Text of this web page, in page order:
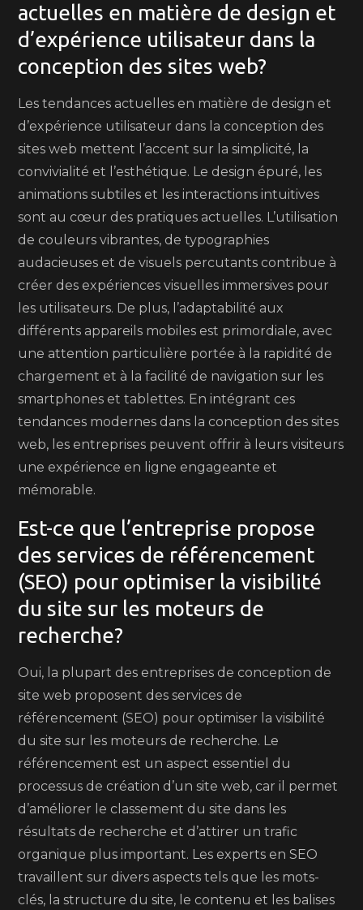
actuelles en matière de design et
d’expérience utilisateur dans la
conception des sites web?
Les tendances actuelles en matière de design et
d’expérience utilisateur dans la conception des
sites web mettent l’accent sur la simplicité, la
convivialité et l’esthétique. Le design épuré, les
animations subtiles et les interactions intuitives
sont au cœur des pratiques actuelles. L’utilisation
de couleurs vibrantes, de typographies
audacieuses et de visuels percutants contribue à
créer des expériences visuelles immersives pour
les utilisateurs. De plus, l’adaptabilité aux
différents appareils mobiles est primordiale, avec
une attention particulière portée à la rapidité de
chargement et à la facilité de navigation sur les
smartphones et tablettes. En intégrant ces
tendances modernes dans la conception des sites
web, les entreprises peuvent offrir à leurs visiteurs
une expérience en ligne engageante et
mémorable.
Est-ce que l’entreprise propose
des services de référencement
(SEO) pour optimiser la visibilité
du site sur les moteurs de
recherche?
Oui, la plupart des entreprises de conception de
site web proposent des services de
référencement (SEO) pour optimiser la visibilité
du site sur les moteurs de recherche. Le
référencement est un aspect essentiel du
processus de création d’un site web, car il permet
d’améliorer le classement du site dans les
résultats de recherche et d’attirer un trafic
organique plus important. Les experts en SEO
travaillent sur divers aspects tels que les mots-
clés, la structure du site, le contenu et les balises